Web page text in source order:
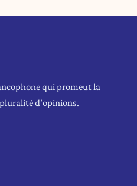
qui promeut la
d'opinions.